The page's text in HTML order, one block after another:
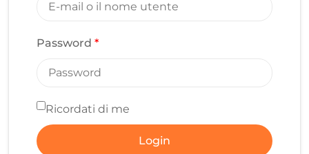
Password *
Ricordati di me
Login